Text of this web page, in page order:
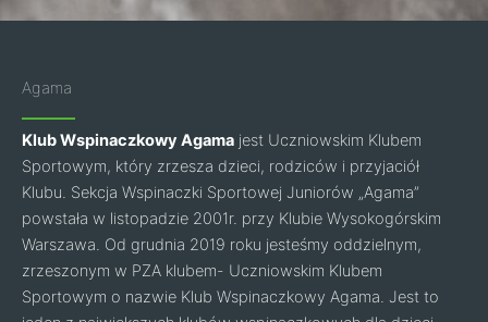
Agama
Klub Wspinaczkowy Agama jest Uczniowskim Klubem
Sportowym, który zrzesza dzieci, rodziców i przyjaciół
Klubu. Sekcja Wspinaczki Sportowej Juniorów „Agama”
powstała w listopadzie 2001r. przy Klubie Wysokogórskim
Warszawa. Od grudnia 2019 roku jesteśmy oddzielnym,
zrzeszonym w PZA klubem- Uczniowskim Klubem
Sportowym o nazwie Klub Wspinaczkowy Agama. Jest to